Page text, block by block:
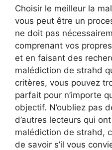
Choisir le meilleur la
vous peut être un
ne doit pas
comprenant vos
et en faisant des
malédiction de strahd
critères, vous pouvez
parfait pour n’importe
objectif. N’oubliez pas
d’autres lecteurs qui
malédiction de strahd,
de savoir s’il vous